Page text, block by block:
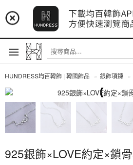
📢 市集預告：9/4-9/6 淡
📢 市集預告：9/12-9/13 八
📢 市集預告：8/22-8/23 桃
註冊
HUNDRESS均百韓飾 | 韓國飾品 銀飾項鍊
全部商品
925銀飾×LOVE約定×鎖